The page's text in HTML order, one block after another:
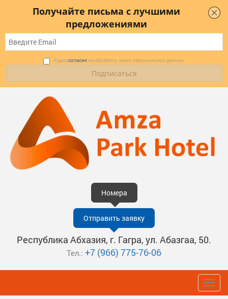
Получайте письма с лучшими
предложениями
Я даюсогласие на обработку своих персональных данных.
Номера
Отправить заявку
Республика Абхазия, г. Гагра, ул. Абазгаа, 50.
Тел.: +7 (966) 775-76-06